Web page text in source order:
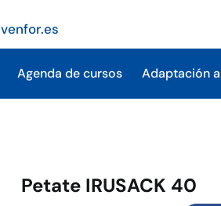
Agenda de cursos Adaptación a
Petate IRUSACK 40